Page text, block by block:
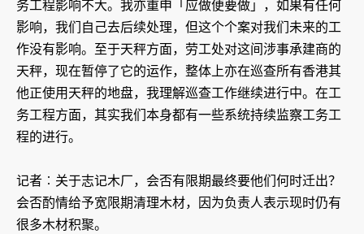
务工程影响不大。我亦重申「应做便要做」，如果有任何
影响，我们自己去后续处理，但这个个案对我们未来的工
作没有影响。至于天秤方面，劳工处对这间涉事承建商的
天秤，现在暂停了它的运作，整体上亦在巡查所有香港其
他正使用天秤的地盘，我理解巡查工作继续进行中。在工
务工程方面，其实我们本身都有一些系统持续监察工务工
程的进行。
记者︰关于志记木厂，会否有限期最终要他们何时迁出？
会否酌情给予宽限期清理木材，因为负责人表示现时仍有
很多木材积聚。